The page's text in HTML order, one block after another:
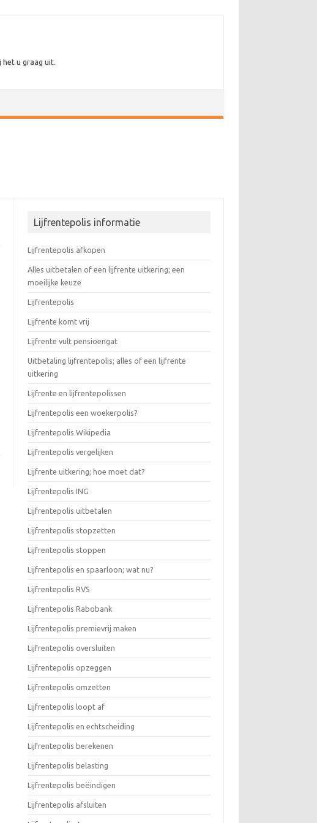
het u graag uit.
Lijfrentepolis informatie
Lijfrentepolis afkopen
Alles uitbetalen of een lijfrente uitkering; een
moeilijke keuze
Lijfrentepolis
Lijfrente komt vrij
Lijfrente vult pensioengat
Uitbetaling lijfrentepolis; alles of een lijfrente
uitkering
Lijfrente en lijfrentepolissen
Lijfrentepolis een woekerpolis?
Lijfrentepolis Wikipedia
Lijfrentepolis vergelijken
Lijfrente uitkering; hoe moet dat?
Lijfrentepolis ING
Lijfrentepolis uitbetalen
Lijfrentepolis stopzetten
Lijfrentepolis stoppen
Lijfrentepolis en spaarloon; wat nu?
Lijfrentepolis RVS
Lijfrentepolis Rabobank
Lijfrentepolis premievrij maken
Lijfrentepolis oversluiten
Lijfrentepolis opzeggen
Lijfrentepolis omzetten
Lijfrentepolis loopt af
Lijfrentepolis en echtscheiding
Lijfrentepolis berekenen
Lijfrentepolis belasting
Lijfrentepolis beëindigen
Lijfrentepolis afsluiten